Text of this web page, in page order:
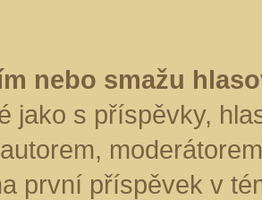
nebo smažu
jako s příspěvky,
první příspěvek v